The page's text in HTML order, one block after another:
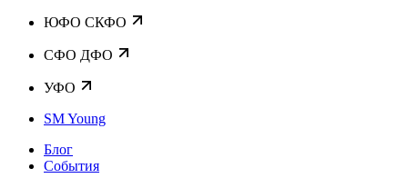
ЮФО СКФО
CФО ДФО
УФО
SM Young
Блог
События